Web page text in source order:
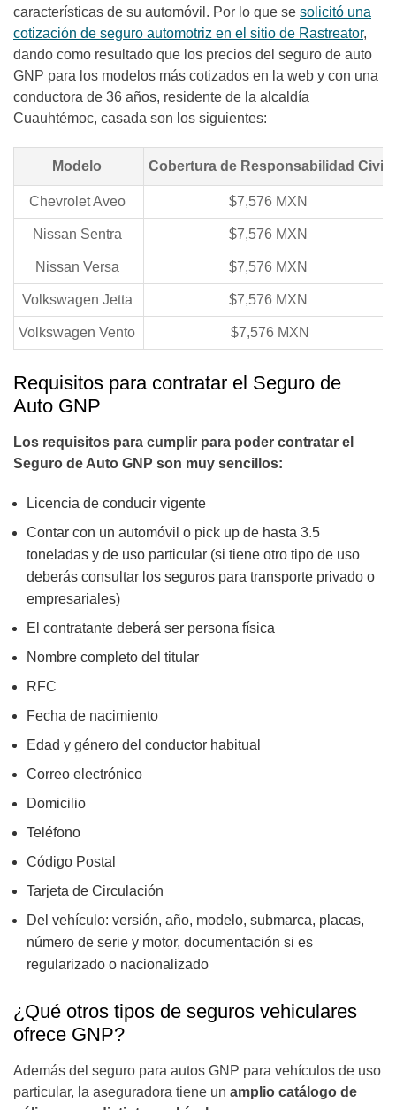
características de su automóvil. Por lo que se solicitó una
cotización de seguro automotriz en el sitio de Rastreator,
dando como resultado que los precios del seguro de auto
GNP para los modelos más cotizados en la web y con una
conductora de 36 años, residente de la alcaldía
Cuauhtémoc, casada son los siguientes:
Modelo Cobertura de Responsabilidad Civil
Chevrolet Aveo $7,576 MXN
Nissan Sentra $7,576 MXN
Nissan Versa $7,576 MXN
Volkswagen Jetta $7,576 MXN
Volkswagen Vento $7,576 MXN
Requisitos para contratar el Seguro de
Auto GNP
Los requisitos para cumplir para poder contratar el
Seguro de Auto GNP son muy sencillos:
Licencia de conducir vigente
Contar con un automóvil o pick up de hasta 3.5
toneladas y de uso particular (si tiene otro tipo de uso
deberás consultar los seguros para transporte privado o
empresariales)
El contratante deberá ser persona física
Nombre completo del titular
RFC
Fecha de nacimiento
Edad y género del conductor habitual
Correo electrónico
Domicilio
Teléfono
Código Postal
Tarjeta de Circulación
Del vehículo: versión, año, modelo, submarca, placas,
número de serie y motor, documentación si es
regularizado o nacionalizado
¿Qué otros tipos de seguros vehiculares
ofrece GNP?
Además del seguro para autos GNP para vehículos de uso
particular, la aseguradora tiene un amplio catálogo de